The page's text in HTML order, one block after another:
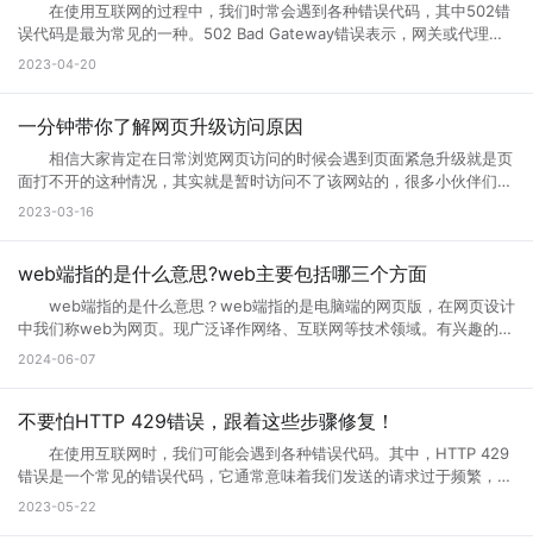
者们会通过升级访问提升网页的流畅度，让大家后续访问过程中更加顺
畅。这样上网就不会太卡了。 页面访问界面升级通知怎么设置出现页
面访问升级通知中，可以首先打开这个永久访问页面，然后点击升级按
钮，点击升级以后，网络就会自动的升级的，如果手机不会自动升级的
次，通过以上方式就可以打开需要访问的页面。 页面访问升级出
错? 有几个情况会导致这个现象出现： 1.你的网速过慢，网页代
码没有完全下载就运行了，导致不完整，当然就错误了。请刷新。 2.
器。 4.你的IE浏览器缓存出错，请右键点击桌面IE浏览器，选择属
性，在常规页面里，点击删除文件这个按钮，选择全部删除，并且点击删
分代码没有完全下载就提示浏览器完毕，导致错误。 你可以多刷新，或
者换一个网速比较好的时候访问(前提是这个网站是个大网站，不会出现
问题2) 6.qq空间目前在升级5.0版本，会出现一点小问题..请不用担
网站问题，也有可能只是网站正在升级，升级也是为了更好的保证用户访
问以及使用体验。当然也是为了安全性能，服务器软件功能会随着版本的
更新而提升。当现有的网站功能不能满足访问需求的时候也会及时升级提
在使用互联网的过程中，我们时常会遇到各种错误代码，其中502错
误代码是最为常见的一种。502 Bad Gateway错误表示，网关或代理服
务无法将请求发送到上游服务器。那么，错误代码502是什么意思?错误
到的响应无效或不完整。通常，这种情况发生在文件太大或处理速度太慢
被发送到它的代理服务器。如果代理服务器在尝试访问网站时无法从上游
服务器获取完整的响应，则会生成502错误代码。 502错误代码通常
是由代理服务器、网关或负载均衡器等设备导致的，而不是由您的计算机
或网络连接引起的。这意味着您只能为自己的网络连接做些有限的调整，
游服务器返回的响应无效或不完整 当请求通过代理服务器到达上游服
务器时，服务器有时会出现响应故障。这可能是因为服务器正在忙于处理
请求，或者因为出现其他问题造成了响应不完整。如果代理服务器无法从
未正确配置，则会导致出现502错误。如果代理服务器或网关未得到正确
配置，将无法正常地从上游服务器获取响应。 3、网络连接问题
果您的互联网连接出现问题或受到网络中断的干扰，则可能导致您的请求
无法成功连接到代理服务器或网关，这会导致错误代码502的出现。
三、如何解决错误代码502 1、刷新页面 首先尝试刷新网页。因
2023-04-20
一分钟带你了解网页升级访问原因
相信大家肯定在日常浏览网页访问的时候会遇到页面紧急升级就是页
面打不开的这种情况，其实就是暂时访问不了该网站的，很多小伙伴们搞
不清楚网页升级访问是什么意思，也不知道网页升级访问原因?其实这种
小编一起来详细了解下吧! 网页升级访问是什么意思? 所谓的网页
问等操作，一般来说互联网的网页使用过程中会出现各种问题的，网页建
设者们会通过升级访问提升网页的流畅度，让大家后续访问过程中更加顺
畅。 网页升级访问升级原因 1、 每个网站的站长都是希望把自己
的网站做大做强的，当网站的流量高了以后网站的后台服务器可能无法接
问网站。 2、 网站营运一段时间后，由于网络技术的发展以及网络服
务器环境的改变，原网页可能出现兼容性、功能与用户体验上的缺陷，为
了更长远的发展就需要升级访问页面了。 3、 现在的网络发展很快，
对于网站优化：网站进行META标记优化,W3C标准优化,搜索引擎优化等
2023-03-16
web端指的是什么意思?web主要包括哪三个方面
web端指的是什么意思？web端指的是电脑端的网页版，在网页设计
中我们称web为网页。现广泛译作网络、互联网等技术领域。有兴趣的小
伙伴赶紧跟着小编一起学习下。 web端指的是什么意思？ “Web
各种类型的应用程序或服务，包括网页应用、在线商店、社交媒体平台、
Google Chrome、Mozilla Firefox、Microsoft Edge等）在用户的计算
机或移动设备上运行。Web端的优势之一是它的跨平台性，因为用户只需
要一个支持Web浏览器的设备即可访问和使用。 这意味着无论是在桌
面电脑、笔记本电脑、平板电脑还是智能手机上，只需打开浏览器并输入
2024-06-07
不要怕HTTP 429错误，跟着这些步骤修复！
在使用互联网时，我们可能会遇到各种错误代码。其中，HTTP 429
错误是一个常见的错误代码，它通常意味着我们发送的请求过于频繁，服
务器无法响应。那么你知道什么是HTTP 429错误?HTTP 429错误如何修
2023-05-22